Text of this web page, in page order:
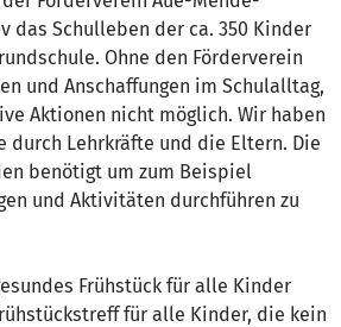
das Schulleben der ca. 350 Kinder
Ohne den Förderverein
und Anschaffungen im Schulalltag,
Aktionen nicht möglich. Wir haben
durch Lehrkräfte und die Eltern. Die
benötigt um zum Beispiel
und Aktivitäten durchführen zu
Frühstück für alle Kinder
für alle Kinder, die kein